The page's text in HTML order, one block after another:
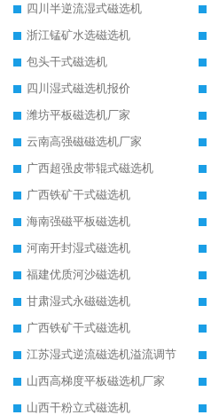
四川半逆流湿式磁选机
浙江锰矿水选磁选机
包头干式磁选机
四川湿式磁选机报价
潍坊平板磁选机厂家
云南高强磁磁选机厂家
广西超强皮带辊式磁选机
广西铁矿干式磁选机
海南强磁平板磁选机
河南开封湿式磁选机
福建优质河沙磁选机
甘肃湿式永磁磁选机
广西铁矿干式磁选机
江苏湿式逆流磁选机溢流调节
山西高梯度平板磁选机厂家
山西干粉立式磁选机